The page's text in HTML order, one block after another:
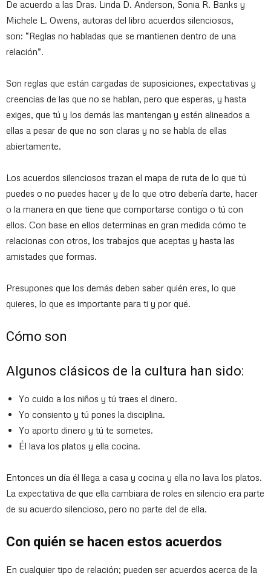
De acuerdo a las Dras. Linda D. Anderson, Sonia R. Banks y
Michele L. Owens, autoras del libro acuerdos silenciosos,
son: “Reglas no habladas que se mantienen dentro de una
relación”.
Son reglas que están cargadas de suposiciones, expectativas y
creencias de las que no se hablan, pero que esperas, y hasta
exiges, que tú y los demás las mantengan y estén alineados a
ellas a pesar de que no son claras y no se habla de ellas
abiertamente.
Los acuerdos silenciosos trazan el mapa de ruta de lo que tú
puedes o no puedes hacer y de lo que otro debería darte, hacer
o la manera en que tiene que comportarse contigo o tú con
ellos. Con base en ellos determinas en gran medida cómo te
relacionas con otros, los trabajos que aceptas y hasta las
amistades que formas.
Presupones que los demás deben saber quién eres, lo que
quieres, lo que es importante para ti y por qué.
Cómo son
Algunos clásicos de la cultura han sido:
Yo cuido a los niños y tú traes el dinero.
Yo consiento y tú pones la disciplina.
Yo aporto dinero y tú te sometes.
Él lava los platos y ella cocina.
Entonces un día él llega a casa y cocina y ella no lava los platos.
La expectativa de que ella cambiara de roles en silencio era parte
de su acuerdo silencioso, pero no parte del de ella.
Con quién se hacen estos acuerdos
En cualquier tipo de relación; pueden ser acuerdos acerca de la